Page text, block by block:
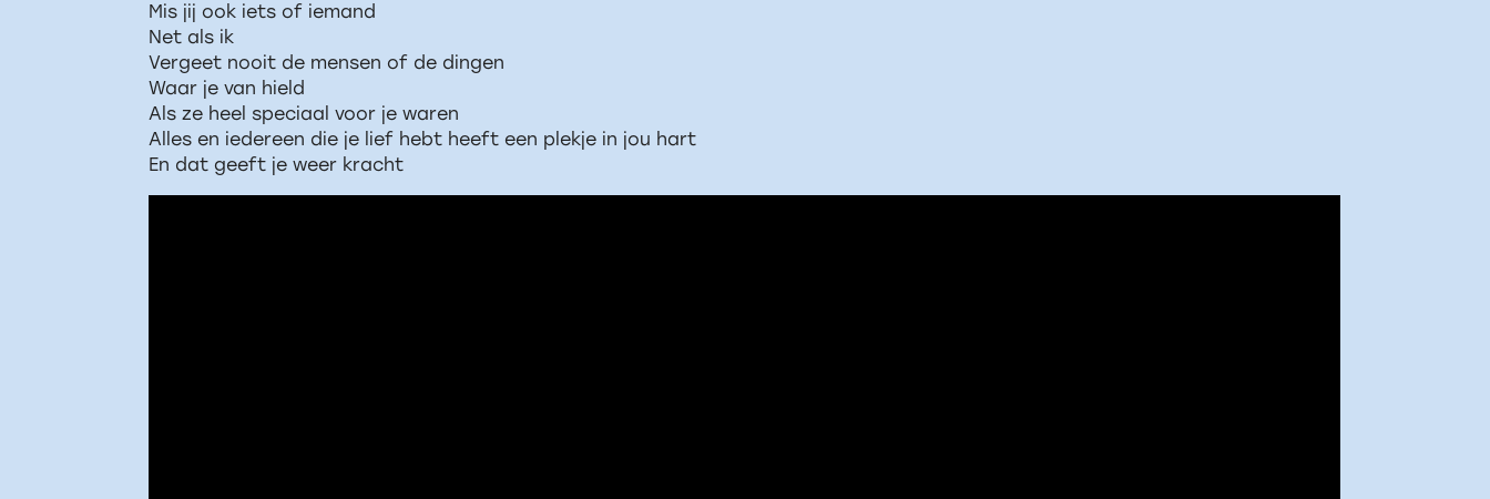
Mis jij ook iets of iemand
Net als ik
Vergeet nooit de mensen of de dingen
Waar je van hield
Als ze heel speciaal voor je waren
Alles en iedereen die je lief hebt heeft een plekje in jou hart
En dat geeft je weer kracht